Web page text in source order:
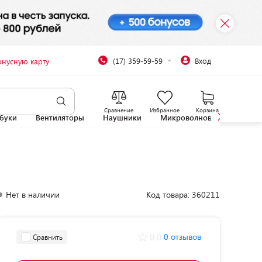
карту (17) 359-59-59 Вход
Сравнение Избранное Корзина
Вентиляторы Наушники Микроволновые печи
Нет в наличии Код товара: 360211
Сравнить 0 отзывов